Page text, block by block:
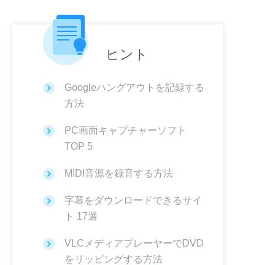
ヒント
Googleハングアウトを記録する
方法
PC画面キャプチャーソフト
TOP 5
MIDI音源を録音する方法
字幕をダウンロードできるサイ
ト 17選
VLCメディアプレーヤーでDVD
をリッピングする方法